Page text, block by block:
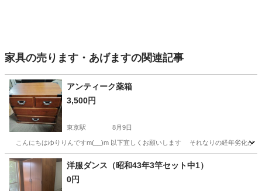
家具の売ります・あげますの関連記事
アンティーク薬箱
3,500円
東京駅 8月9日
こんにちはゆりりんですm(__)m 以下宜しくお願いします それなりの経年劣化が
千葉 松戸市 東京駅 収納家具 薬箱
洋服ダンス（昭和43年3竿セット中1）
0円